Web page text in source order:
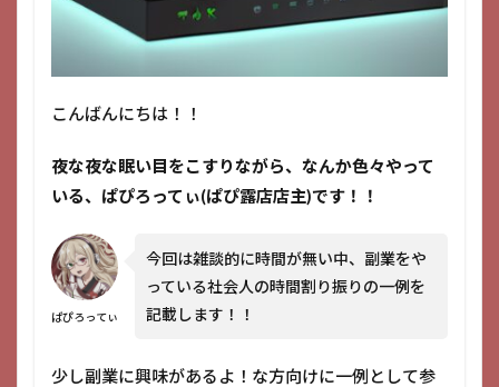
こんばんにちは！！
夜な夜な眠い目をこすりながら、なんか色々やって
いる、ぱぴろってぃ(ぱぴ露店店主)です！！
ぱぴろってぃ
今回は雑談的に時間が無い中、副業をや
っている社会人の時間割り振りの一例を
記載します！！
少し副業に興味があるよ！な方向けに一例として参